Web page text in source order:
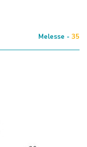
Melesse - 35